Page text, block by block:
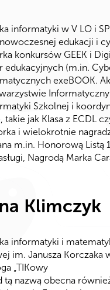
informatyki w V LO i
edukacji i
konkursów GEEK i
edukacyjnych (m.in.
exeBOOK.
Szkolnej i
takie jak Klasa z ECDL
i wielokrotnie
m.in. Honorową Listą
Nagrodą Marka
Klimczyk
informatyki i
im. Janusza Korczaka
„TIKowy
tą nazwą obecna